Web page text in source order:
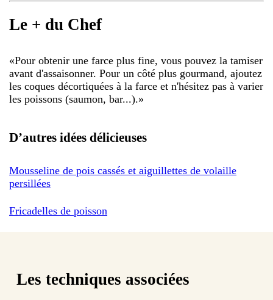
Le + du Chef
«Pour obtenir une farce plus fine, vous pouvez la tamiser
avant d'assaisonner. Pour un côté plus gourmand, ajoutez
les coques décortiquées à la farce et n'hésitez pas à varier
les poissons (saumon, bar...).»
D’autres idées délicieuses
Mousseline de pois cassés et aiguillettes de volaille
persillées
Fricadelles de poisson
Les techniques associées